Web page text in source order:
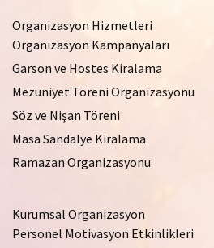
Organizasyon Hizmetleri
Organizasyon Kampanyaları
Garson ve Hostes Kiralama
Mezuniyet Töreni Organizasyonu
Söz ve Nişan Töreni
Masa Sandalye Kiralama
Ramazan Organizasyonu
Kurumsal Organizasyon
Personel Motivasyon Etkinlikleri